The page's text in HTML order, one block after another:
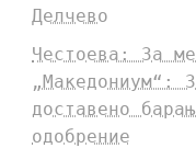
Делчево
Честоева: За
„Македониум“:
доставено
одобрение